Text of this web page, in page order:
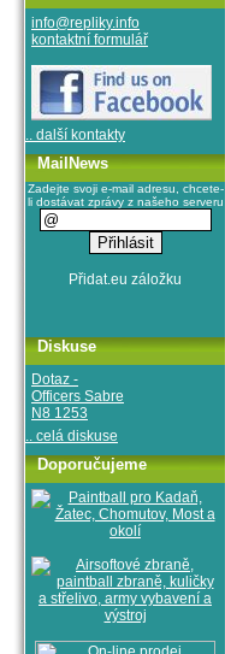
info@repliky.info
kontaktní formulář
.. další kontakty
MailNews
Zadejte svoji e-mail adresu, chcete-
li dostávat zprávy z našeho serveru
Diskuse
Dotaz -
Officers Sabre
N8 1253
.. celá diskuse
Doporučujeme